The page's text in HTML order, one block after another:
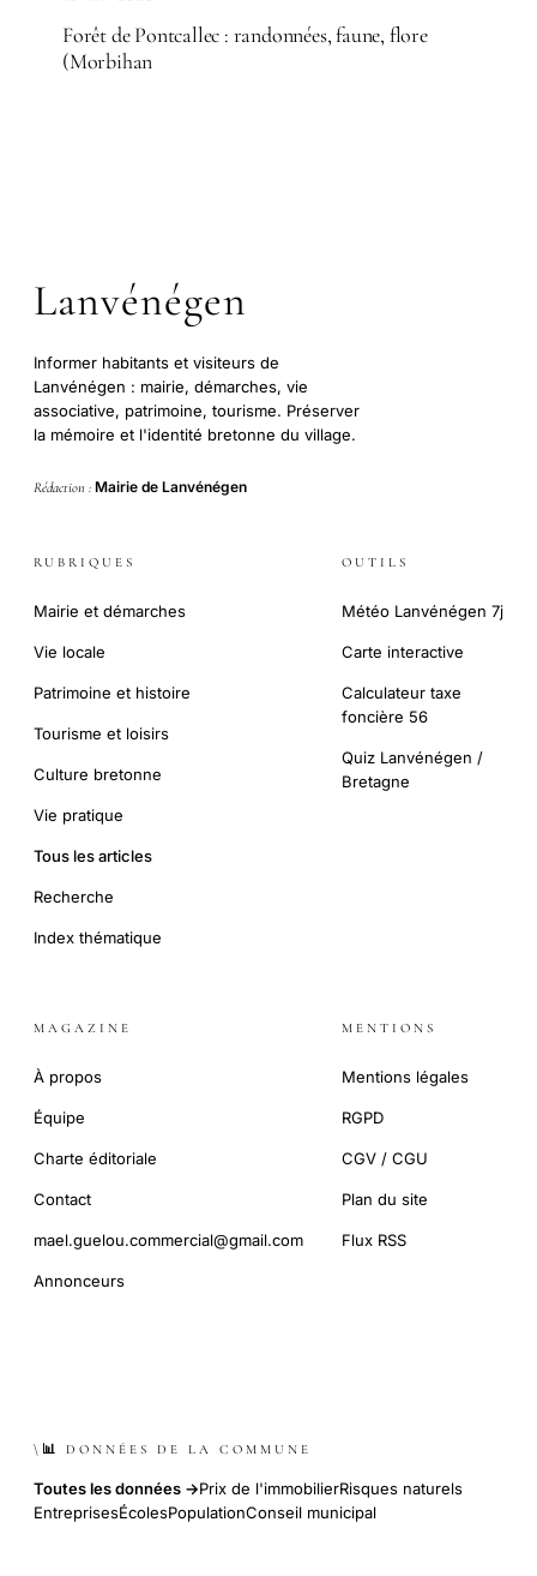
Forêt de Pontcallec : randonnées, faune, flore
(Morbihan
Lanvénégen
Informer habitants et visiteurs de
Lanvénégen : mairie, démarches, vie
associative, patrimoine, tourisme. Préserver
la mémoire et l'identité bretonne du village.
Rédaction : Mairie de Lanvénégen
RUBRIQUES
Mairie et démarches
Vie locale
Patrimoine et histoire
Tourisme et loisirs
Culture bretonne
Vie pratique
Tous les articles
Recherche
Index thématique
OUTILS
Météo Lanvénégen 7j
Carte interactive
Calculateur taxe
foncière 56
Quiz Lanvénégen /
Bretagne
MAGAZINE
À propos
Équipe
Charte éditoriale
Contact
mael.guelou.commercial@gmail.com
Annonceurs
MENTIONS
Mentions légales
RGPD
CGV / CGU
Plan du site
Flux RSS
\📊 DONNÉES DE LA COMMUNE
Toutes les données →Prix de l'immobilierRisques naturels
EntreprisesÉcolesPopulationConseil municipal